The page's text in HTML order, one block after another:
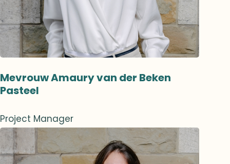
Mevrouw Amaury van der Beken
Pasteel
Project Manager